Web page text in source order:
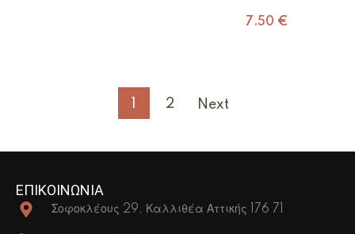
7.50 €
2 Next
ΕΠΙΚΟΙΝΩΝΙΑ
Σοφοκλέους 29, Καλλιθέα Αττικής 176 71